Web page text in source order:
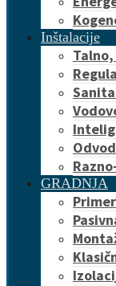
Inštalacije
GRADNJA